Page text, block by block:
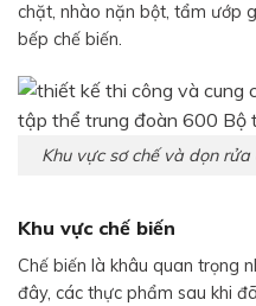
chặt, nhào nặn bột, tẩm ướp
bếp chế biến.
Khu vực sơ chế và dọn
Khu vực chế biến
Chế biến là khâu quan trọng
đây, các thực phẩm sau khi